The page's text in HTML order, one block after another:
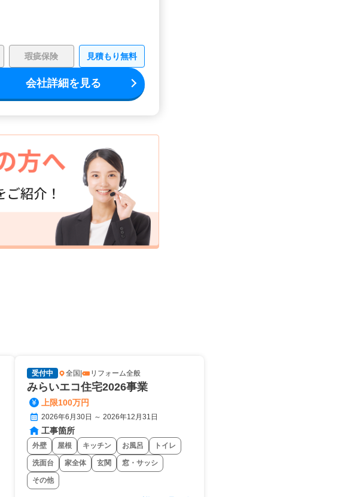
瑕疵保険 見積もり無料
会社詳細を見る
受付中 全国 リフォーム全般
みらいエコ住宅2026事業
上限100万円
2026年6月30日 ～ 2026年12月31日
工事箇所
外壁 屋根 キッチン お風呂 トイレ
洗面台 家全体 玄関 窓・サッシ
その他